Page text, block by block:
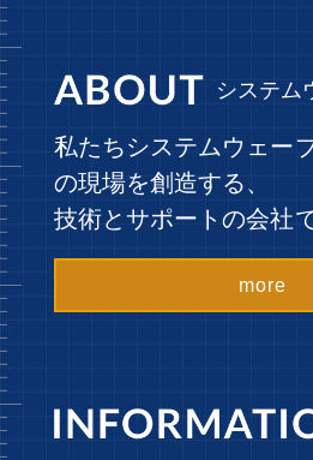
システム
私たちシステムウェー
の現場を創造する、
技術とサポートの会社で
more